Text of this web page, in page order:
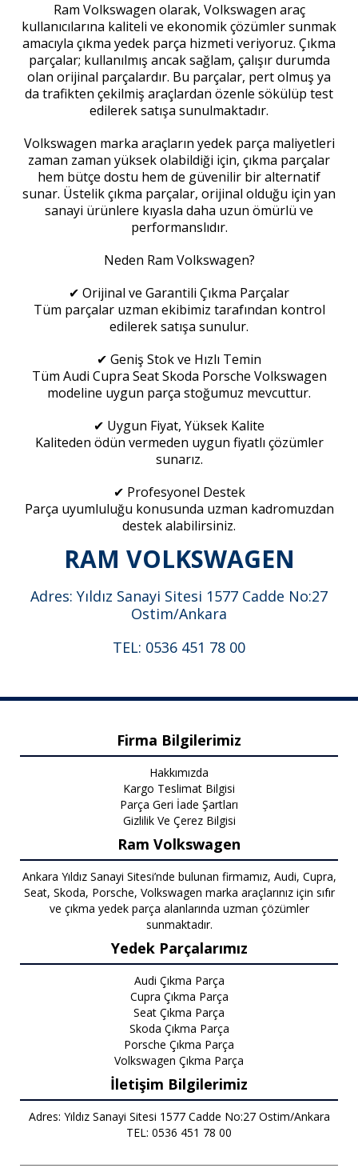
Ram Volkswagen olarak, Volkswagen araç
kullanıcılarına kaliteli ve ekonomik çözümler sunmak
amacıyla çıkma yedek parça hizmeti veriyoruz. Çıkma
parçalar; kullanılmış ancak sağlam, çalışır durumda
olan orijinal parçalardır. Bu parçalar, pert olmuş ya
da trafikten çekilmiş araçlardan özenle sökülüp test
edilerek satışa sunulmaktadır.
Volkswagen marka araçların yedek parça maliyetleri
zaman zaman yüksek olabildiği için, çıkma parçalar
hem bütçe dostu hem de güvenilir bir alternatif
sunar. Üstelik çıkma parçalar, orijinal olduğu için yan
sanayi ürünlere kıyasla daha uzun ömürlü ve
performanslıdır.
Neden Ram Volkswagen?
✔ Orijinal ve Garantili Çıkma Parçalar
Tüm parçalar uzman ekibimiz tarafından kontrol
edilerek satışa sunulur.
✔ Geniş Stok ve Hızlı Temin
Tüm Audi Cupra Seat Skoda Porsche Volkswagen
modeline uygun parça stoğumuz mevcuttur.
✔ Uygun Fiyat, Yüksek Kalite
Kaliteden ödün vermeden uygun fiyatlı çözümler
sunarız.
✔ Profesyonel Destek
Parça uyumluluğu konusunda uzman kadromuzdan
destek alabilirsiniz.
RAM VOLKSWAGEN
Adres: Yıldız Sanayi Sitesi 1577 Cadde No:27
Ostim/Ankara
TEL: 0536 451 78 00
Firma Bilgilerimiz
Hakkımızda
Kargo Teslimat Bilgisi
Parça Geri İade Şartları
Gizlilik Ve Çerez Bilgisi
Ram Volkswagen
Ankara Yıldız Sanayi Sitesi’nde bulunan firmamız, Audi, Cupra,
Seat, Skoda, Porsche, Volkswagen marka araçlarınız için sıfır
ve çıkma yedek parça alanlarında uzman çözümler
sunmaktadır.
Yedek Parçalarımız
Audi Çıkma Parça
Cupra Çıkma Parça
Seat Çıkma Parça
Skoda Çıkma Parça
Porsche Çıkma Parça
Volkswagen Çıkma Parça
İletişim Bilgilerimiz
Adres: Yıldız Sanayi Sitesi 1577 Cadde No:27 Ostim/Ankara
TEL: 0536 451 78 00